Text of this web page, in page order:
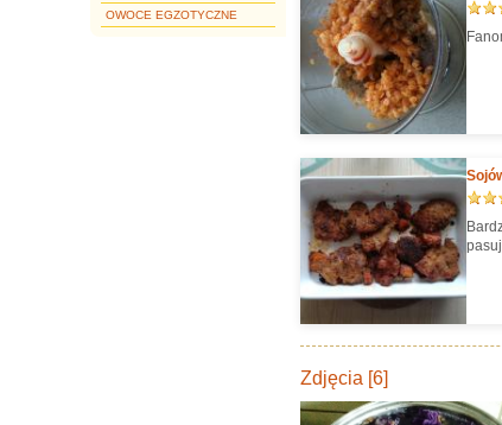
OWOCE EGZOTYCZNE
Zdjęcia [6]